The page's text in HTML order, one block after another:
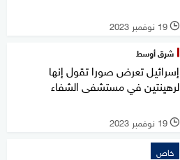
l 19 نوفمبر 2023
شرق أوسط
إسرائيل تعرض صورا تقول إنها
لرهينتين في مستشفى الشفاء
l 19 نوفمبر 2023
خاص